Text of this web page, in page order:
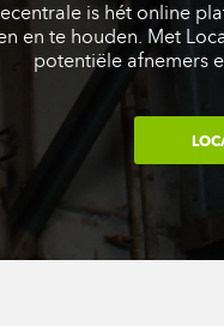
is hét online
en te houden. Met
potentiële afnemers